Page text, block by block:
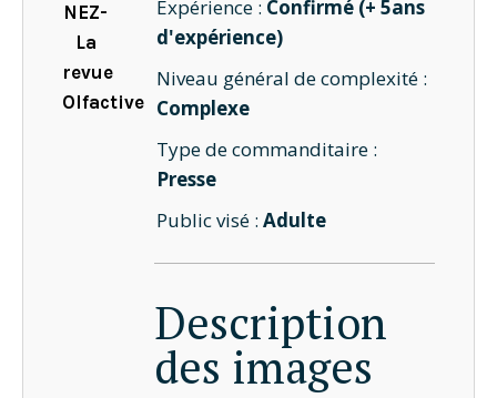
NEZ-
La
revue
Olfactive
Expérience : Confirmé (+ 5ans
d'expérience)
Niveau général de complexité :
Complexe
Type de commanditaire :
Presse
Public visé :Adulte
Description
des images